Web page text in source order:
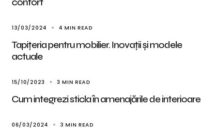
13/03/2024 4 MIN READ
Tapițeria pentru mobilier. Inovații și modele
actuale
15/10/2023 3 MIN READ
Cum integrezi sticla în amenajările de interioare
06/03/2024 3 MIN READ